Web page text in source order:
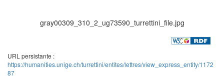
gray00309_310_2_ug73590_turrettini_file.jpg
URL persistante :
https://humanities.unige.ch/turrettini/entites/lettres/view_express_entity/1172
87